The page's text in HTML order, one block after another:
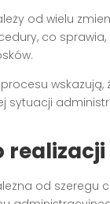
od wielu
co sprawia,
wskazują,
sytuacji
od szeregu